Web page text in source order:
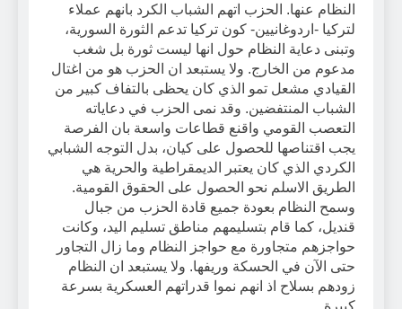
النظام عنها. الحزب اتهم الشباب الكرد بانهم عملاء
لتركيا -اردوغانيين- كون تركيا تدعم الثورة السورية،
وتبنى دعاية النظام حول انها ليست ثورة بل شغب
مدعوم من الخارج. ولا يستبعد ان الحزب هو من اغتال
القيادي مشعل تمو الذي كان يحظى بالتفاف كبير من
الشباب المنتفضين. وقد نمى الحزب في دعاياته
التعصب القومي واقنع قطاعات واسعة بان الفرصة
يجب اقتناصها للحصول على كيان، بدل التوجه الشبابي
الكردي الذي كان يعتبر الديمقراطية والحرية هي
الطريق الاسلم نحو الحصول على الحقوق القومية.
وسمح النظام بعودة جميع قادة الحزب من جبال
قنديل، كما قام بتسليمهم مناطق تسليم اليد، وكانت
حواجزهم متجاورة مع حواجز النظام وما زال التجاور
حتى الآن في الحسكة وريفها. ولا يستبعد ان النظام
زودهم بسلاح اذ انهم نموا قدراتهم العسكرية بسرعة
كبيرة.